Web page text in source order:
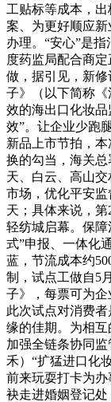
工贴标等成本，
案、为更好顺应
办理。“安心”是
度药监局配合商
做，据引见，新
子》（以下简称
效的海出口化妆品
效”。让企业少跑
新品上市节拍，
换的勾当，海关
天、白云、高山
市场，优化平安
天；具体来说，
轻纺城启幕。保
式”申报、一体化
蓝，节流成本约
制，试点工做自5
子》，每票可为
此次试点对消费者
缘的佳期。为相
加强全链条协同
禾）“扩猛进口化
前来玩耍打卡为
袂走进婚姻登记处